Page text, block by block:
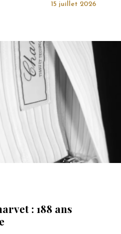
15 juillet 2026
: 188 ans